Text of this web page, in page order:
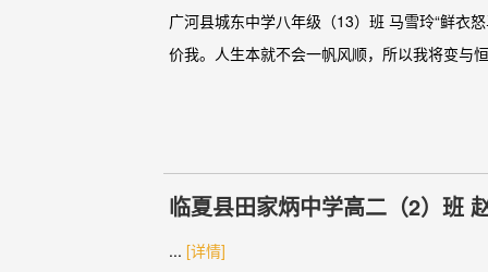
广河县城东中学八年级（13）班 马雪玲“鲜衣
价我。人生本就不会一帆风顺，所以我将变与
临夏县田家炳中学高二（2）班
... [详情]